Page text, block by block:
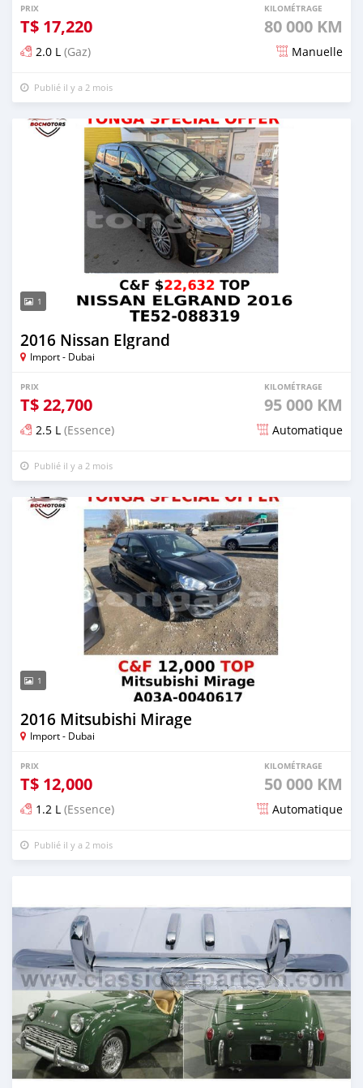
PRIX
T$ 17,220
KILOMÉTRAGE
80 000 KM
2.0 L (Gaz) Manuelle
Publié il y a 2 mois
1
2016 Nissan Elgrand
Import - Dubai
PRIX
T$22,700
KILOMÉTRAGE
95 000 KM
2.5 L (Essence) Automatique
Publié il y a 2 mois
1
2016 Mitsubishi Mirage
Import - Dubai
PRIX
T$ 12,000
KILOMÉTRAGE
50 000 KM
1.2 L (Essence) Automatique
Publié il y a 2 mois